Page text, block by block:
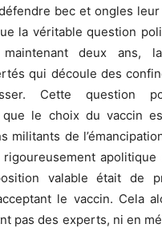
bec et ongles
la véritable question
deux ans,
qui découle des
Cette question
le choix du vaccin
militants de
apolitique
valable était de
le vaccin. Cela
pas des experts, ni en